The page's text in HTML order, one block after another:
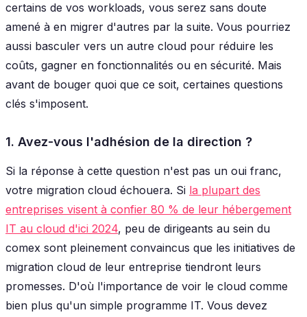
certains de vos workloads, vous serez sans doute
amené à en migrer d'autres par la suite. Vous pourriez
aussi basculer vers un autre cloud pour réduire les
coûts, gagner en fonctionnalités ou en sécurité. Mais
avant de bouger quoi que ce soit, certaines questions
clés s'imposent.
1. Avez-vous l'adhésion de la direction ?
Si la réponse à cette question n'est pas un oui franc,
votre migration cloud échouera. Si la plupart des
entreprises visent à confier 80 % de leur hébergement
IT au cloud d'ici 2024, peu de dirigeants au sein du
comex sont pleinement convaincus que les initiatives de
migration cloud de leur entreprise tiendront leurs
promesses. D'où l'importance de voir le cloud comme
bien plus qu'un simple programme IT. Vous devez